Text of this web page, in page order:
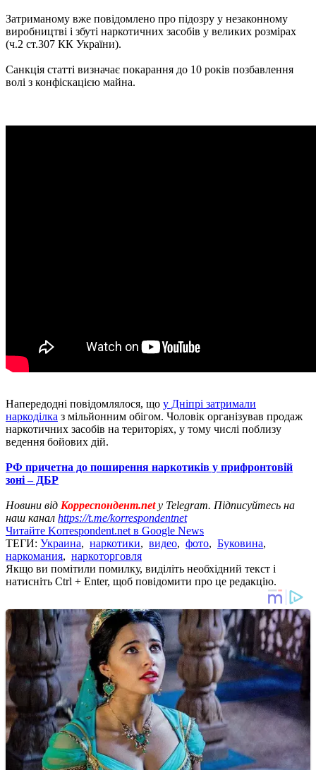
Затриманому вже повідомлено про підозру у незаконному
виробництві і збуті наркотичних засобів у великих розмірах
(ч.2 ст.307 КК України).
Санкція статті визначає покарання до 10 років позбавлення
волі з конфіскацією майна.
Напередодні повідомлялося, що у Дніпрі затримали
наркоділка з мільйонним обігом. Чоловік організував продаж
наркотичних засобів на територіях, у тому числі поблизу
ведення бойових дій.
РФ причетна до поширення наркотиків у прифронтовій
зоні – ДБР
Новини від Корреспондент.netу Telegram. Підписуйтесь на
наш канал https://t.me/korrespondentnet
Читайте Korrespondent.net в Google News
ТЕГИ: Украина, наркотики, видео, фото, Буковина,
наркомания, наркоторговля
Якщо ви помітили помилку, виділіть необхідний текст і
натисніть Ctrl + Enter, щоб повідомити про це редакцію.